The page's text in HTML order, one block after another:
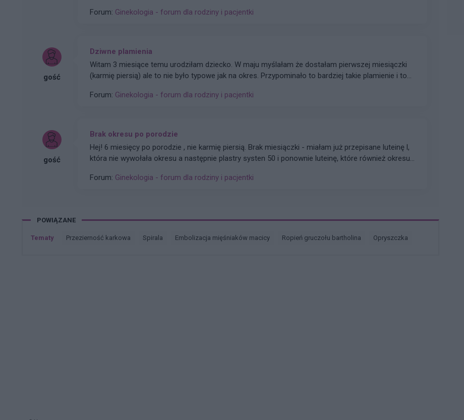
Forum: Ginekologia - forum dla rodziny i pacjentki
gość
Dziwne plamienia
Witam 3 miesiące temu urodziłam dziecko. W maju myślałam że dostałam pierwszej miesiączki
(karmię piersią) ale to nie było typowe jak na okres. Przypominało to bardziej takie plamienie i to
było czysto. I robi się mi tak co 2 tyg raz trwa 3 dni a raz 6 jak przy miesiączce. Czy to normalne ?
Forum: Ginekologia - forum dla rodziny i pacjentki
gość
Brak okresu po porodzie
Hej! 6 miesięcy po porodzie , nie karmię piersią. Brak miesiączki - miałam już przepisane luteinę l,
która nie wywołała okresu a następnie plastry systen 50 i ponownie luteinę, które również okresu
poziom estrogenow. Około 14. Co teraz?
Forum: Ginekologia - forum dla rodziny i pacjentki
POWIĄZANE
Tematy przezierność karkowa spirala embolizacja mięśniaków macicy ropień gruczołu bartholina opryszczka